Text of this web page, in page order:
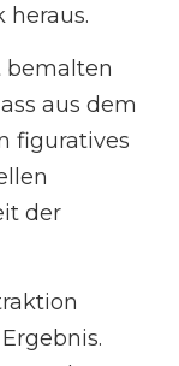
heraus.
bemalten
aus dem
figuratives
der